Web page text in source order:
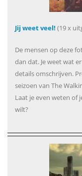
Jij weet veel! (19 x
De mensen op deze
dan dat. Je weet wat
details omschrijven.
seizoen van The
Laat je even weten of
wilt?